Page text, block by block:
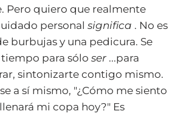
Pero quiero que realmente
personalsignifica . No es
burbujas y una pedicura. Se
para sóloser ...para
sintonizarte contigo mismo.
a sí mismo, "¿Cómo me siento
mi copa hoy?" Es